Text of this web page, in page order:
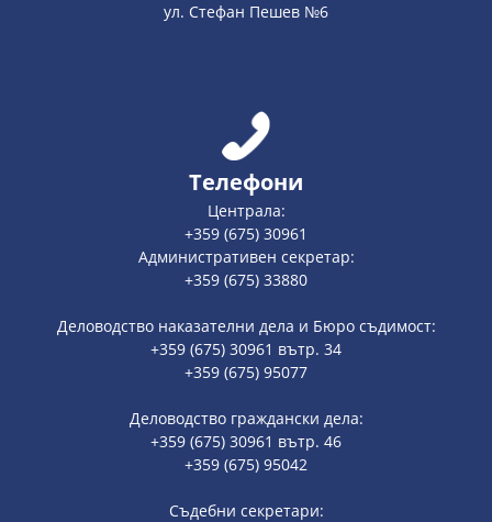
ул. Стефан Пешев №6
Телефони
Централа:
+359 (675) 30961
Административен секретар:
+359 (675) 33880
Деловодство наказателни дела и Бюро съдимост:
+359 (675) 30961 вътр. 34
+359 (675) 95077
Деловодство граждански дела:
+359 (675) 30961 вътр. 46
+359 (675) 95042
Съдебни секретари: